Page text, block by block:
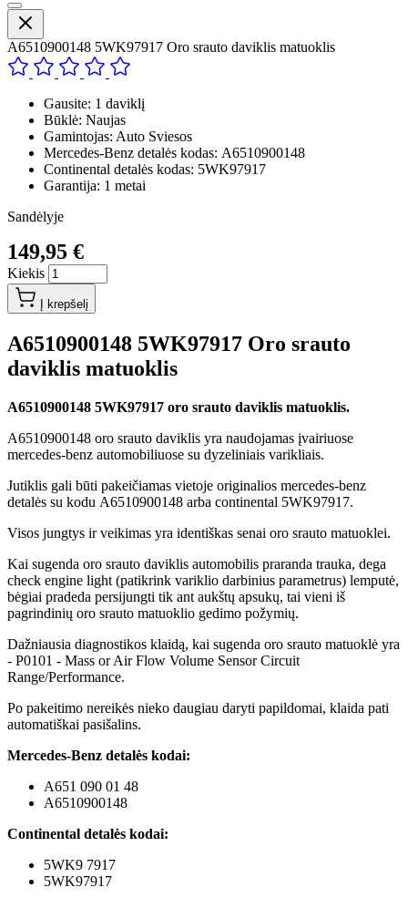
A6510900148 5WK97917 Oro srauto daviklis matuoklis
Gausite: 1 daviklį
Būklė: Naujas
Gamintojas: Auto Sviesos
Mercedes-Benz detalės kodas: A6510900148
Continental detalės kodas: 5WK97917
Garantija: 1 metai
Sandėlyje
149,95 €
Kiekis
Į krepšelį
A6510900148 5WK97917 Oro srauto
daviklis matuoklis
A6510900148 5WK97917 oro srauto daviklis matuoklis.
A6510900148 oro srauto daviklis yra naudojamas įvairiuose
mercedes-benz automobiliuose su dyzeliniais varikliais.
Jutiklis gali būti pakeičiamas vietoje originalios mercedes-benz
detalės su kodu A6510900148 arba continental 5WK97917.
Visos jungtys ir veikimas yra identiškas senai oro srauto matuoklei.
Kai sugenda oro srauto daviklis automobilis praranda trauka, dega
check engine light (patikrink variklio darbinius parametrus) lemputė,
bėgiai pradeda persijungti tik ant aukštų apsukų, tai vieni iš
pagrindinių oro srauto matuoklio gedimo požymių.
Dažniausia diagnostikos klaidą, kai sugenda oro srauto matuoklė yra
- P0101 - Mass or Air Flow Volume Sensor Circuit
Range/Performance.
Po pakeitimo nereikės nieko daugiau daryti papildomai, klaida pati
automatiškai pasišalins.
Mercedes-Benz detalės kodai:
A651 090 01 48
A6510900148
Continental detalės kodai:
5WK9 7917
5WK97917